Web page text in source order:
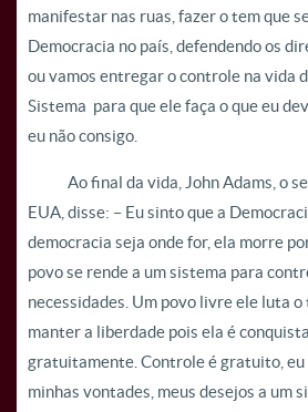
manifestar nas ruas, fazer o tem que
Democracia no país, defendendo os
ou vamos entregar o controle na vida
Sistema para que ele faça o que eu
eu não consigo.
Ao final da vida, John Adams, o
EUA, disse: – Eu sinto que a
democracia seja onde for, ela morre
povo se rende a um sistema para
necessidades. Um povo livre ele luta
manter a liberdade pois ela é
gratuitamente. Controle é gratuito, eu
minhas vontades, meus desejos a um